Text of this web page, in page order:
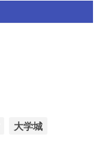
大学城